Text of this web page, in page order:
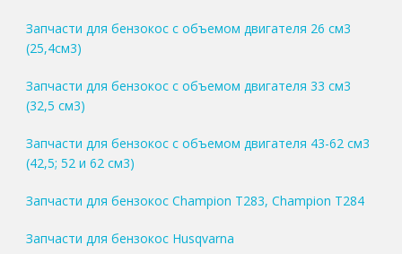
Запчасти для бензокос с объемом двигателя 26 см3
(25,4см3)
Запчасти для бензокос с объемом двигателя 33 см3
(32,5 см3)
Запчасти для бензокос с объемом двигателя 43-62 см3
(42,5; 52 и 62 см3)
Запчасти для бензокос Champion T283, Champion T284
Запчасти для бензокос Husqvarna